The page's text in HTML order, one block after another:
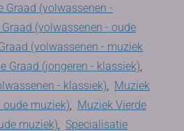
Graad (volwassenen -
(volwassenen - oude
(volwassenen - muziek
Graad (jongeren - klassiek),
- klassiek), Muziek
oude muziek), Muziek Vierde
muziek), Specialisatie